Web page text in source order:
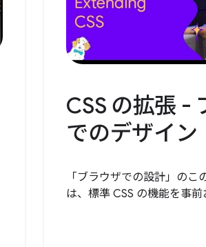
CSS の拡張 -
でのデザイン
「ブラウザでの設計」のこ
は、標準 CSS の機能を事前